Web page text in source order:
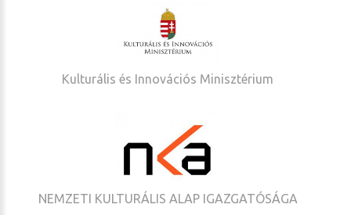
Kulturális és Innovációs Minisztérium
NEMZETI KULTURÁLIS ALAP IGAZGATÓSÁGA